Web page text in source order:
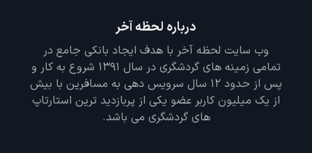
درباره لحظه آخر
وب سایت لحظه آخر با هدف ایجاد بانکی جامع در
تمامی زمینه های گردشگری در سال 1391 شروع به کار و
پس از حدود 12 سال سرویس دهی به مسافرین با بیش
از یک میلیون کاربر عضو یکی از پربازدید ترین استارتاپ
های گردشگری می باشد.